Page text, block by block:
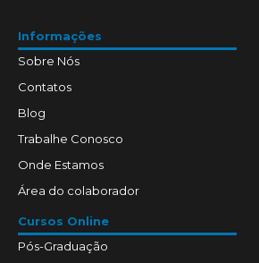
Informações
Sobre Nós
Contatos
Blog
Trabalhe Conosco
Onde Estamos
Área do colaborador
Cursos Online
Pós-Graduação